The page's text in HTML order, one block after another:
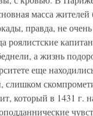
масса
правда, не
роялистские
а жизнь
еще
который в 1431